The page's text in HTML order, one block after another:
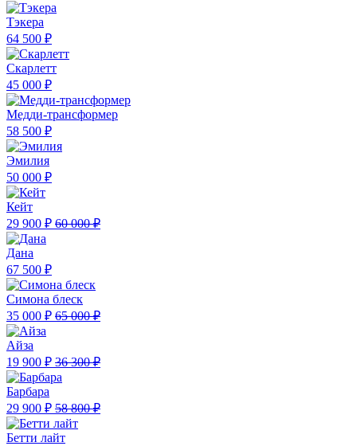
Тэкера
64 500 ₽
Скарлетт
45 000 ₽
Медди-трансформер
58 500 ₽
Эмилия
50 000 ₽
Кейт
29 900 ₽ 60 000 ₽
Дана
67 500 ₽
Симона блеск
35 000 ₽ 65 000 ₽
Айза
19 900 ₽ 36 300 ₽
Барбара
29 900 ₽ 58 800 ₽
Бетти лайт